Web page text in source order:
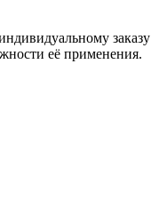
заказу
её применения.